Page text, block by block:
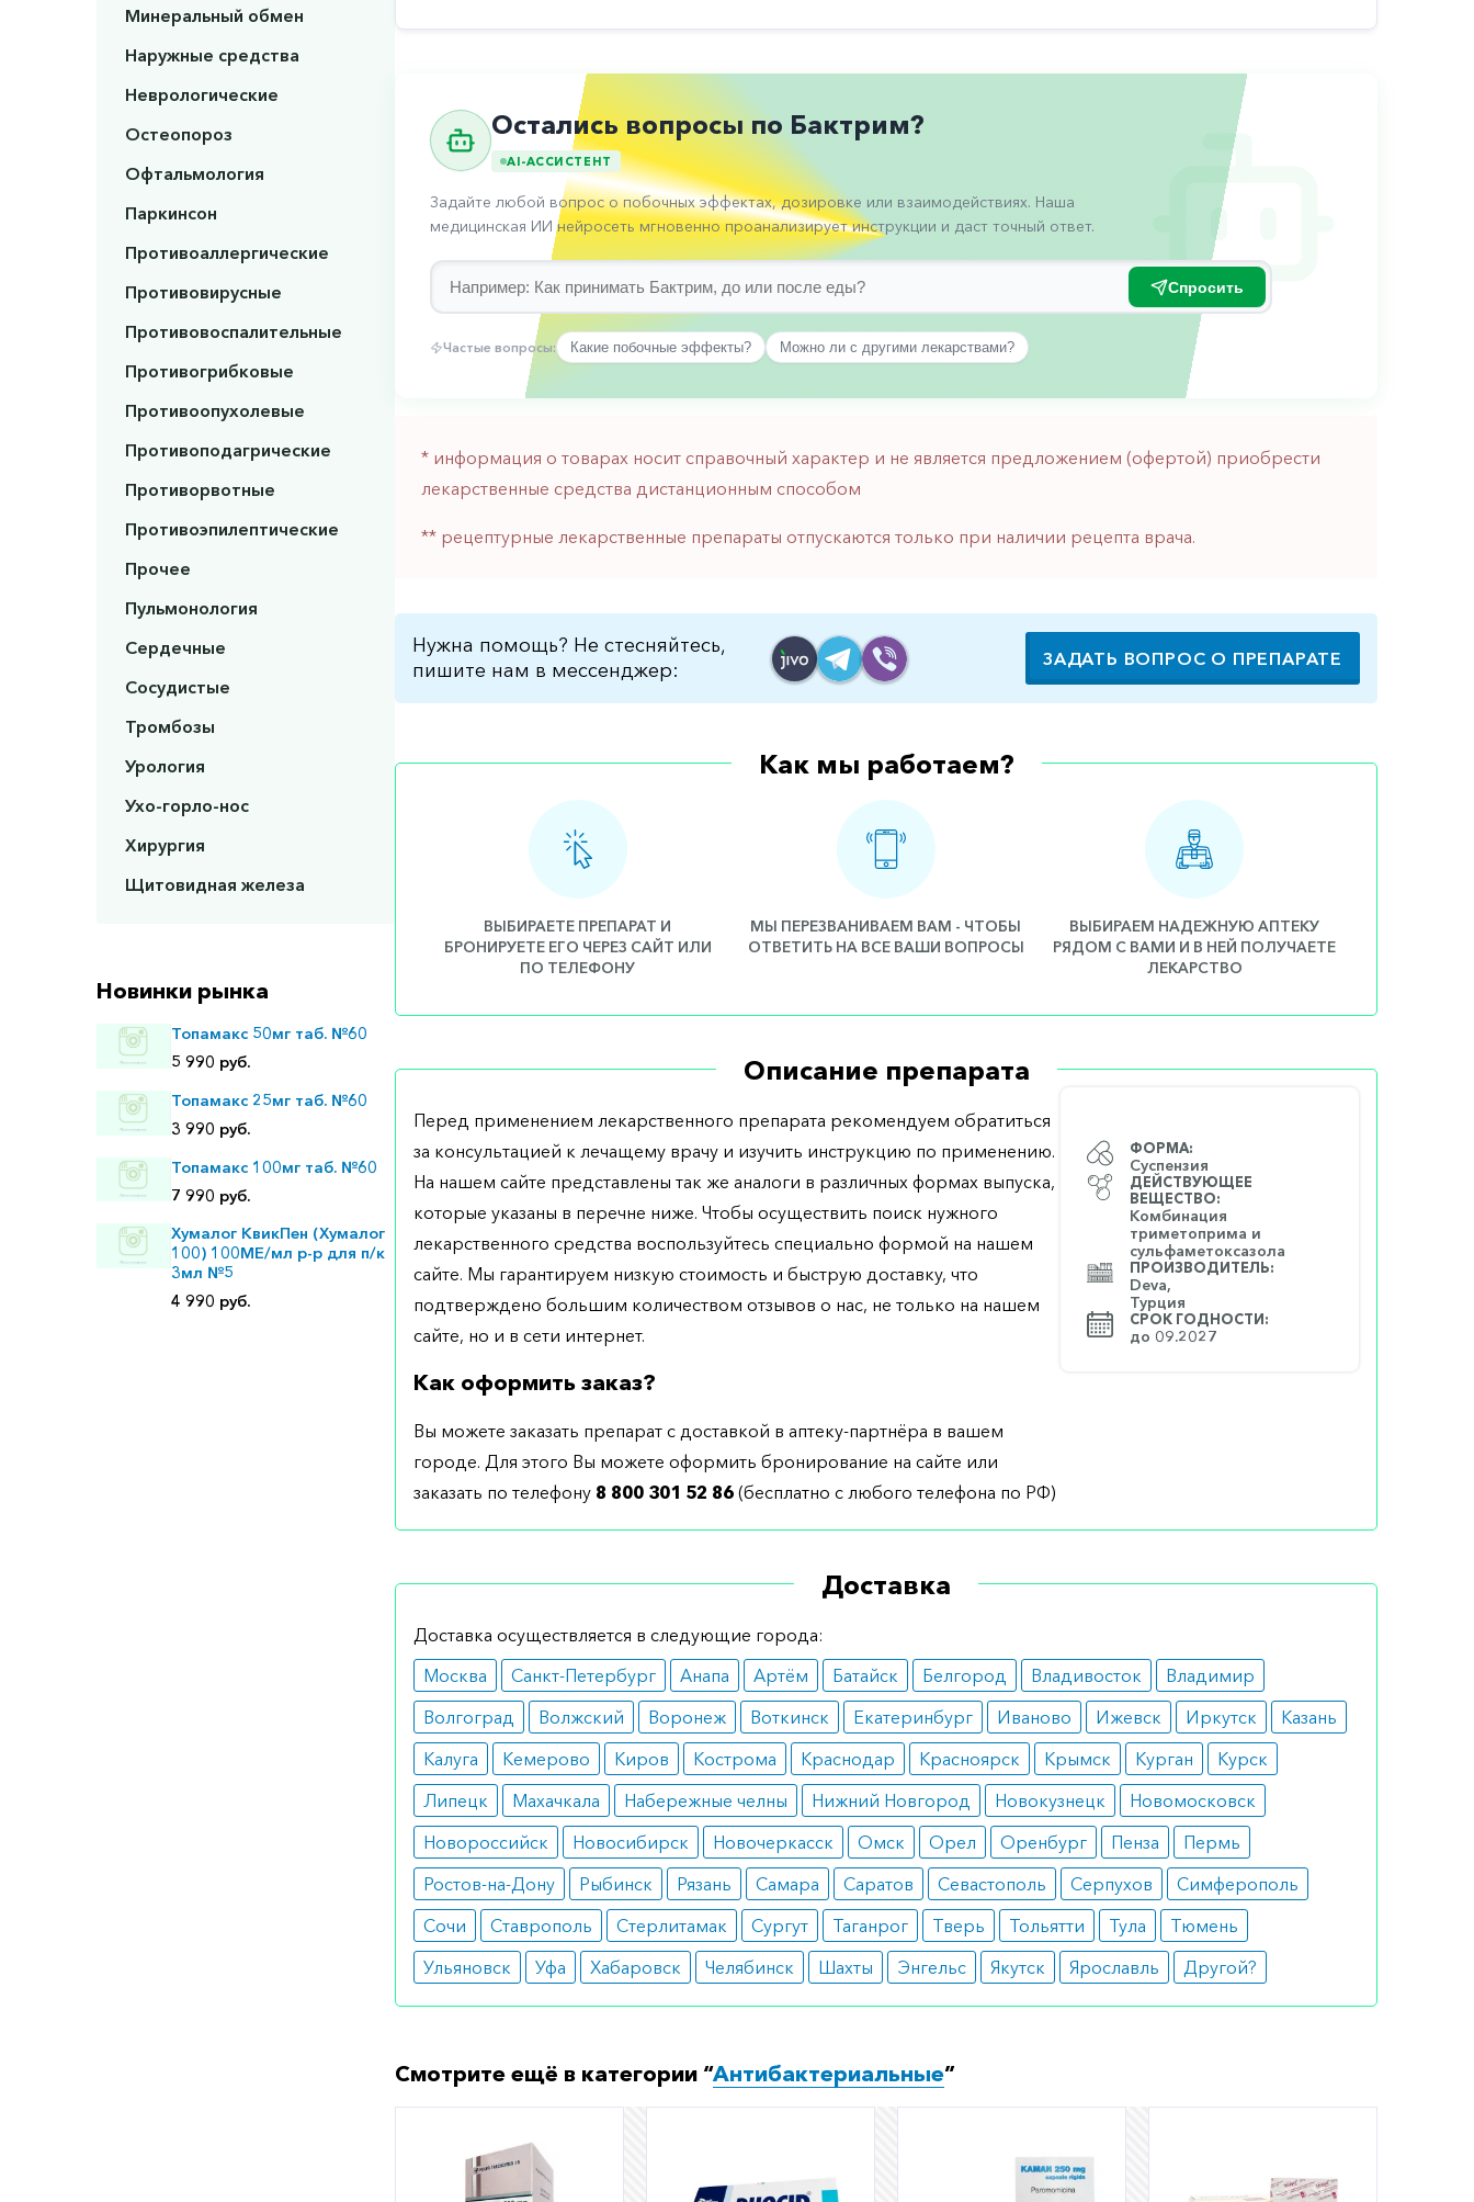
Минеральный обмен
Наружные средства
Неврологические
Остеопороз
Офтальмология
Паркинсон
Противоаллергические
Противовирусные
Противовоспалительные
Противогрибковые
Противоопухолевые
Противоподагрические
Противорвотные
Противоэпилептические
Прочее
Пульмонология
Сердечные
Сосудистые
Тромбозы
Урология
Ухо-горло-нос
Хирургия
Щитовидная железа
Новинки рынка
Топамакс 50мг таб. №60
5 990 руб.
Топамакс 25мг таб. №60
3 990 руб.
Топамакс 100мг таб. №60
7 990 руб.
Хумалог КвикПен (Хумалог
100) 100МЕ/мл р-р для п/к
3мл №5
4 990 руб.
Остались вопросы по Бактрим?
AI-АССИСТЕНТ
Задайте любой вопрос о побочных эффектах, дозировке или взаимодействиях. Наша
медицинская ИИ нейросеть мгновенно проанализирует инструкции и даст точный ответ.
Спросить
Частые вопросы: Какие побочные эффекты? Можно ли с другими лекарствами?
* информация о товарах носит справочный характер и не является предложением (офертой) приобрести
лекарственные средства дистанционным способом
** рецептурные лекарственные препараты отпускаются только при наличии рецепта врача.
Нужна помощь? Не стесняйтесь,
пишите нам в мессенджер:
ЗАДАТЬ ВОПРОС О ПРЕПАРАТЕ
Как мы работаем?
ВЫБИРАЕТЕ ПРЕПАРАТ И
БРОНИРУЕТЕ ЕГО ЧЕРЕЗ САЙТ ИЛИ
ПО ТЕЛЕФОНУ
МЫ ПЕРЕЗВАНИВАЕМ ВАМ - ЧТОБЫ
ОТВЕТИТЬ НА ВСЕ ВАШИ ВОПРОСЫ
ВЫБИРАЕМ НАДЕЖНУЮ АПТЕКУ
РЯДОМ С ВАМИ И В НЕЙ ПОЛУЧАЕТЕ
ЛЕКАРСТВО
Описание препарата
ФОРМА:
Суспензия
ДЕЙСТВУЮЩЕЕ
ВЕЩЕСТВО:
Комбинация
триметоприма и
сульфаметоксазола
ПРОИЗВОДИТЕЛЬ:
Deva,
Турция
СРОК ГОДНОСТИ:
до 09.2027
Перед применением лекарственного препарата рекомендуем обратиться
за консультацией к лечащему врачу и изучить инструкцию по применению.
На нашем сайте представлены так же аналоги в различных формах выпуска,
которые указаны в перечне ниже. Чтобы осуществить поиск нужного
лекарственного средства воспользуйтесь специально формой на нашем
сайте. Мы гарантируем низкую стоимость и быструю доставку, что
подтверждено большим количеством отзывов о нас, не только на нашем
сайте, но и в сети интернет.
Как оформить заказ?
Вы можете заказать препарат с доставкой в аптеку-партнёра в вашем
городе. Для этого Вы можете оформить бронирование на сайте или
заказать по телефону 8 800 301 52 86 (бесплатно с любого телефона по РФ)
Доставка
Доставка осуществляется в следующие города:
Москва
Санкт-Петербург Анапа Артём Батайск Белгород Владивосток
Владимир
Волгоград
Волжский Воронеж Воткинск Екатеринбург Иваново Ижевск Иркутск
Казань
Калуга
Кемерово Киров Кострома Краснодар Красноярск Крымск Курган
Курск
Липецк
Махачкала Набережные челны Нижний Новгород Новокузнецк
Новомосковск
Новороссийск
Новосибирск Новочеркасск Омск Орел Оренбург Пенза
Пермь
Ростов-на-Дону
Рыбинск Рязань Самара Саратов Севастополь Серпухов
Симферополь
Сочи
Ставрополь Стерлитамак Сургут Таганрог Тверь Тольятти Тула
Тюмень
Ульяновск
Уфа Хабаровск Челябинск Шахты Энгельс Якутск Ярославль Другой?
Смотрите ещё в категории “Антибактериальные”